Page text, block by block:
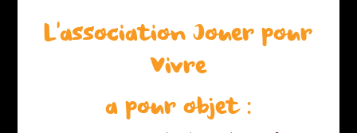
L’association Jouer pour
Vivre
a pour objet :